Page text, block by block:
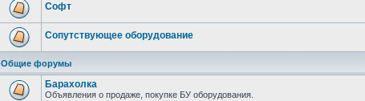
Софт
Сопутствующее оборудование
Общие форумы
Барахолка
Объявления о продаже, покупке БУ оборудования.